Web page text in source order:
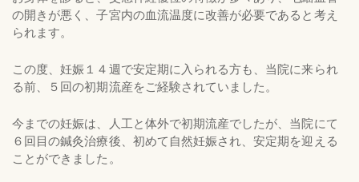
の開きが悪く、子宮内の血流温度に改善が必要であると考え
られます。
この度、妊娠１４週で安定期に入られる方も、当院に来られ
る前、５回の初期流産をご経験されていました。
今までの妊娠は、人工と体外で初期流産でしたが、当院にて
６回目の鍼灸治療後、初めて自然妊娠され、安定期を迎える
ことができました。